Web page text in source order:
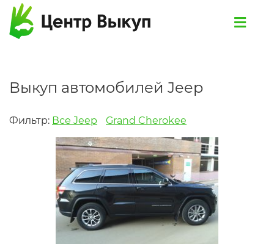
Выкуп автомобилей Jeep
Фильтр: Все Jeep Grand Cherokee